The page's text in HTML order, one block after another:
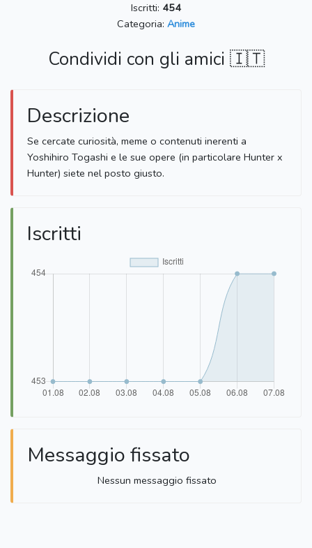
Iscritti: 454
Categoria: Anime
Condividi con gli amici 🇮🇹
Descrizione
Se cercate curiosità, meme o contenuti inerenti a
Yoshihiro Togashi e le sue opere (in particolare Hunter x
Hunter) siete nel posto giusto.
Iscritti
Messaggio fissato
Nessun messaggio fissato